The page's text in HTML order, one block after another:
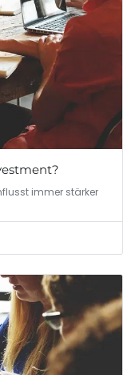
immer stärker